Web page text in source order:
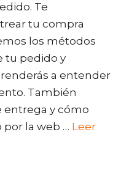
Te
tu compra
los métodos
tu pedido y
a entender
También
entrega y cómo
la web … Leer